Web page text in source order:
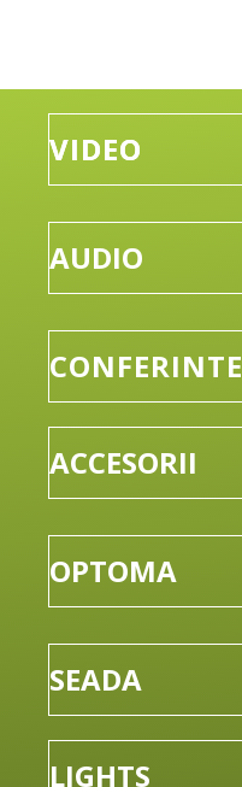
VIDEO
AUDIO
CONFERINTE
ACCESORII
OPTOMA
SEADA
LIGHTS